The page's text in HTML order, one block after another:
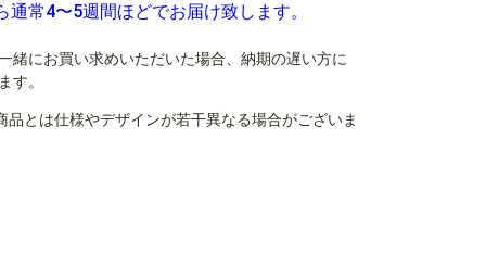
常4〜5週間ほどでお届け致します。
緒にお買い求めいただいた場合、納期の遅い方に
す。
とは仕様やデザインが若干異なる場合がございま